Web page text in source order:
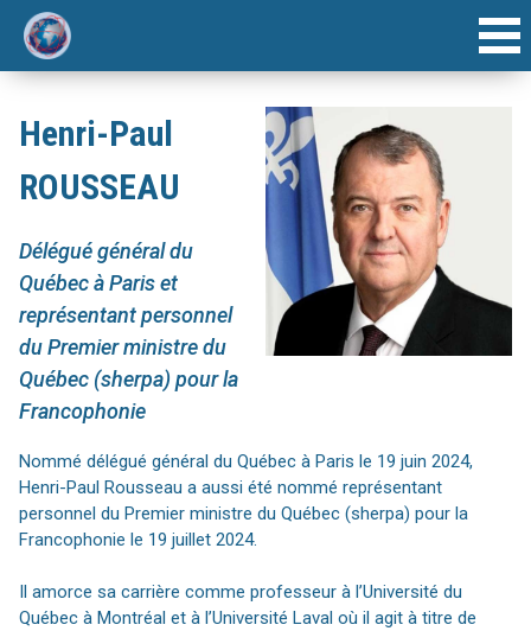
ARTICLE
FORUMS ANNUELS
Henri-Paul
ROUSSEAU
Délégué général du
Québec à Paris et
représentant personnel
du Premier ministre du
Québec (sherpa) pour la
Francophonie
Nommé délégué général du Québec à Paris le 19 juin 2024,
Henri-Paul Rousseau a aussi été nommé représentant
personnel du Premier ministre du Québec (sherpa) pour la
Francophonie le 19 juillet 2024.
Il amorce sa carrière comme professeur à l’Université du
Québec à Montréal et à l’Université Laval où il agit à titre de